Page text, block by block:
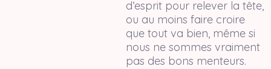
d’esprit pour relever la tête,
ou au moins faire croire
que tout va bien, même si
nous ne sommes vraiment
pas des bons menteurs.